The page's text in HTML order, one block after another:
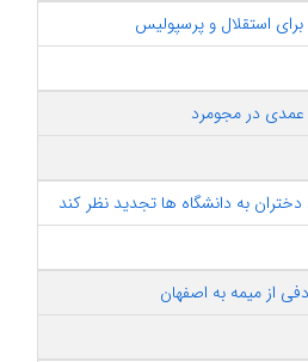
استقلال و پرسپولیس
در مجومرد
دختران به دانشگاه ها تجدید نظر کند